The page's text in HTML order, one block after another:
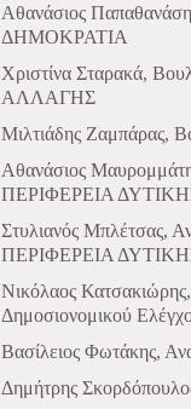
Αθανάσιος
ΔΗΜΟΚΡΑΤΙΑ
Χριστίνα Σταρακά,
ΑΛΛΑΓΗΣ
Μιλτιάδης Ζαμπάρας,
Αθανάσιος
ΠΕΡΙΦΕΡΕΙΑ
Στυλιανός Μπλέτσας,
ΠΕΡΙΦΕΡΕΙΑ
Νικόλαος Κατσακιώρης,
Δημοσιονομικού
Βασίλειος Φωτάκης,
Δημήτρης